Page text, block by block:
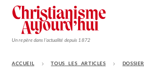
Un repère dans l'actualité depuis 1872
S'ABONNER
ACCUEIL TOUS LES ARTICLES DOSSIER